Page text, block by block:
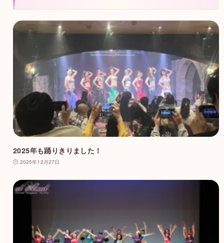
2025年も踊りきりました！
2025年12月27日